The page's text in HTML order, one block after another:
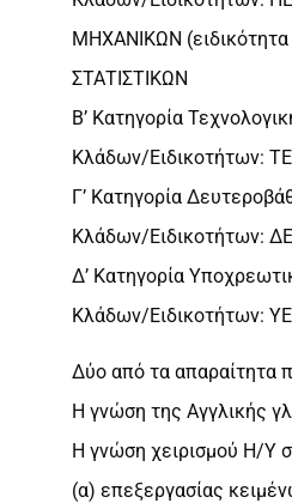
ΜΗΧΑΝΙΚΩΝ
ΣΤΑΤΙΣΤΙΚΩΝ
Β’ Κατηγορία
Κλάδων/Ειδικοτήτων:
Γ’ Κατηγορία
Κλάδων/Ειδικοτήτων:
Δ’ Κατηγορία
Κλάδων/Ειδικοτήτων:
Δύο από τα απαραίτητα
H γνώση της Αγγλικής
H γνώση χειρισμού Η/Υ
(α) επεξεργασίας